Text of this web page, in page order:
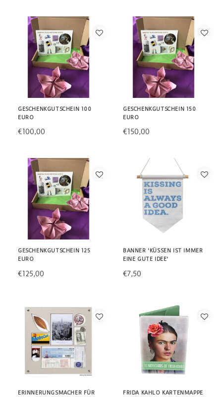
GESCHENKGUTSCHEIN 100
EURO
€100,00
GESCHENKGUTSCHEIN 150
EURO
€150,00
GESCHENKGUTSCHEIN 125
EURO
€125,00
BANNER 'KÜSSEN IST IMMER
EINE GUTE IDEE'
€7,50
ERINNERUNGSMACHER FÜR
FRIDA KAHLO KARTENMAPPE